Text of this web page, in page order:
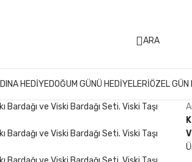
ARA
HEDIYEDOĞUM GÜNÜ HEDIYELERIÖZEL GÜN